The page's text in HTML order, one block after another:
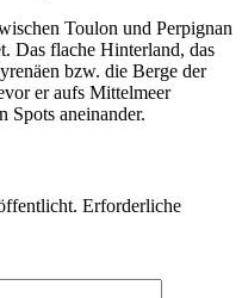
Toulon und Perpignan
Das flache Hinterland, das
bzw. die Berge der
er aufs Mittelmeer
Spots aneinander.
Erforderliche